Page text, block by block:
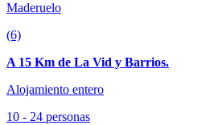
Maderuelo
(6)
A 15 Km de La Vid y Barrios.
Alojamiento entero
10 - 24 personas